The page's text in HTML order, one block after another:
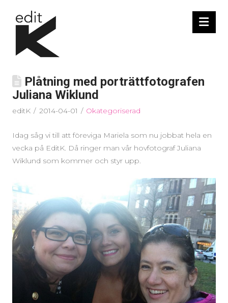
Plåtning med porträttfotografen
Juliana Wiklund
editK 2014-04-01 Okategoriserad
Idag såg vi till att föreviga Mariela som nu jobbat hela en
vecka på EditK. Då ringer man vår hovfotograf Juliana
Wiklund som kommer och styr upp.